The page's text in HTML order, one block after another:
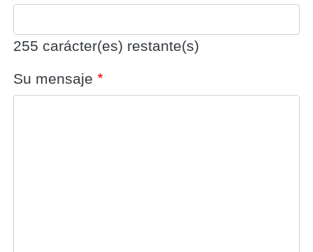
255 carácter(es) restante(s)
Su mensaje